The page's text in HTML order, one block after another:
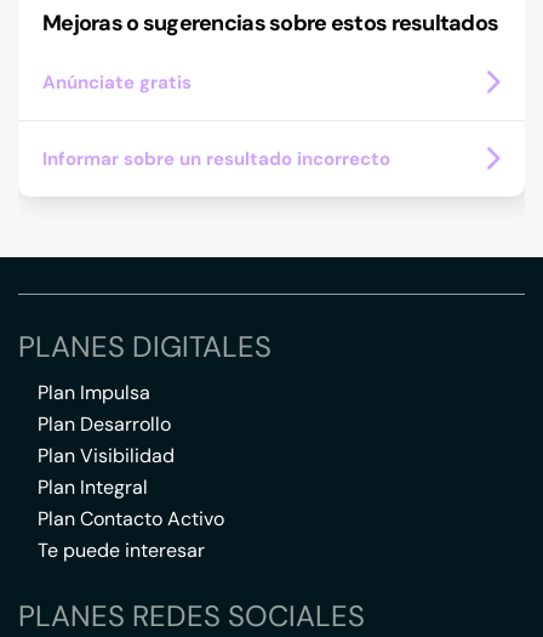
Mejoras o sugerencias sobre estos resultados
Anúnciate gratis
Informar sobre un resultado incorrecto
PLANES DIGITALES
Plan Impulsa
Plan Desarrollo
Plan Visibilidad
Plan Integral
Plan Contacto Activo
Te puede interesar
PLANES REDES SOCIALES